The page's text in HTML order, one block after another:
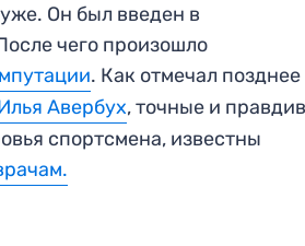
Он был введен в
чего произошло
. Как отмечал позднее
Авербух, точные и
спортсмена, известны